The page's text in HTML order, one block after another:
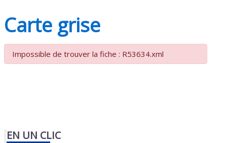
Carte grise
Impossible de trouver la fiche : R53634.xml
EN UN CLIC